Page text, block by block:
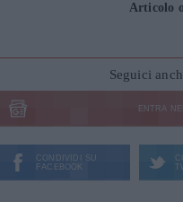
Articolo
Seguici
ENTRA
CONDIVIDI SU
FACEBOOK